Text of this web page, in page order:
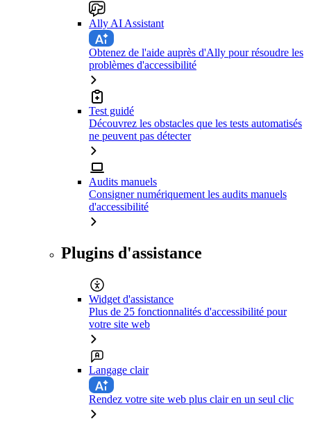
Ally AI Assistant
Obtenez de l'aide auprès d'Ally pour résoudre les
problèmes d'accessibilité
Test guidé
Découvrez les obstacles que les tests automatisés
ne peuvent pas détecter
Audits manuels
Consigner numériquement les audits manuels
d'accessibilité
Plugins d'assistance
Widget d'assistance
Plus de 25 fonctionnalités d'accessibilité pour
votre site web
Langage clair
Rendez votre site web plus clair en un seul clic